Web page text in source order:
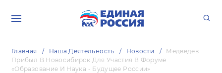
Главная Наша Деятельность Новости
Медведев
Прибыл В Новосибирск Для Участия В Форуме
«Образование И Наука - Будущее России»